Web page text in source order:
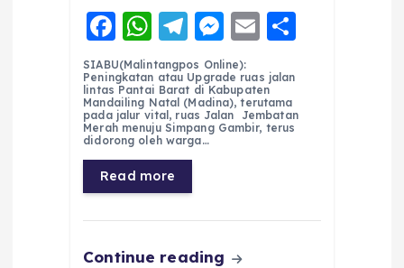
F
a
c
e
b
o
o
k
W
h
a
ts
A
p
p
T
el
e
g
r
a
m
M
e
ss
e
n
E
ai
l
re
SIABU(Malintangpos Online):
Peningkatan atau Upgrade ruas jalan
lintas Pantai Barat di Kabupaten
Mandailing Natal (Madina), terutama
pada jalur vital, ruas Jalan Jembatan
Merah menuju Simpang Gambir, terus
didorong oleh warga…
Read more
Continue reading